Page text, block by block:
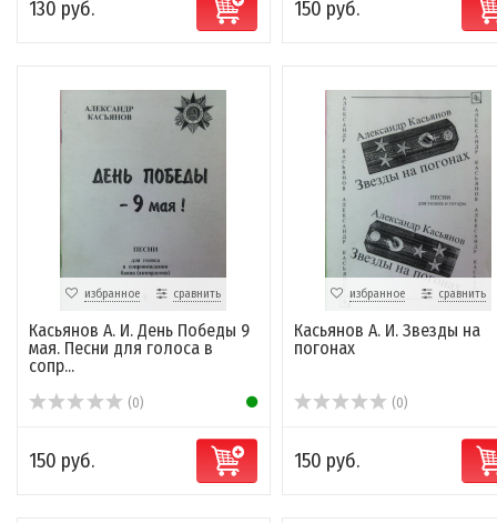
130 руб. 150 руб.
избранное сравнить
Касьянов А. И. День Победы 9
мая. Песни для голоса в
сопр...
(0)
150 руб.
избранное сравнить
Касьянов А. И. Звезды на
погонах
(0)
150 руб.